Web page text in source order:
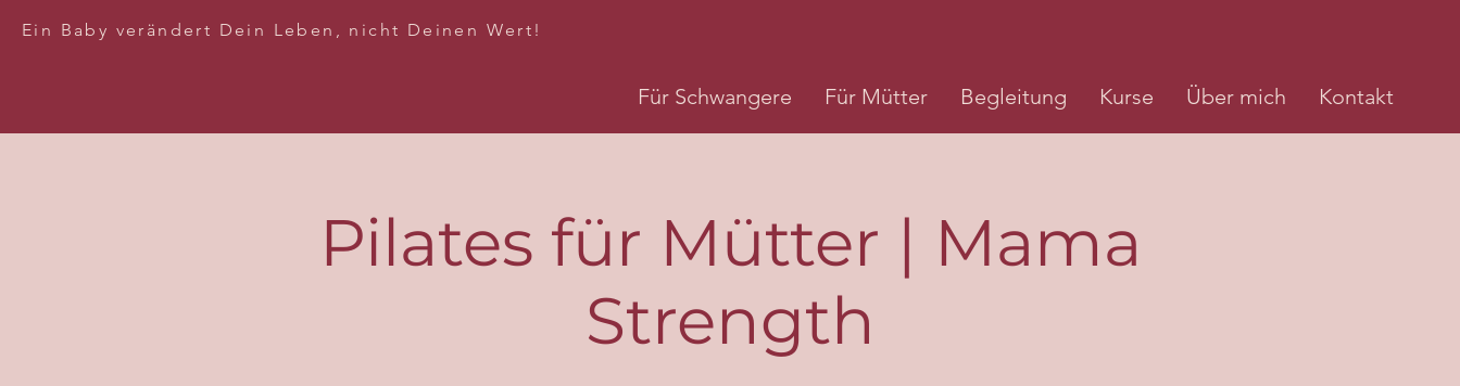
Ein Baby verändert Dein Leben, nicht Deinen Wert!
Für Schwangere Für Mütter Begleitung Kurse Über mich Kontakt
Pilates für Mütter | Mama
Strength